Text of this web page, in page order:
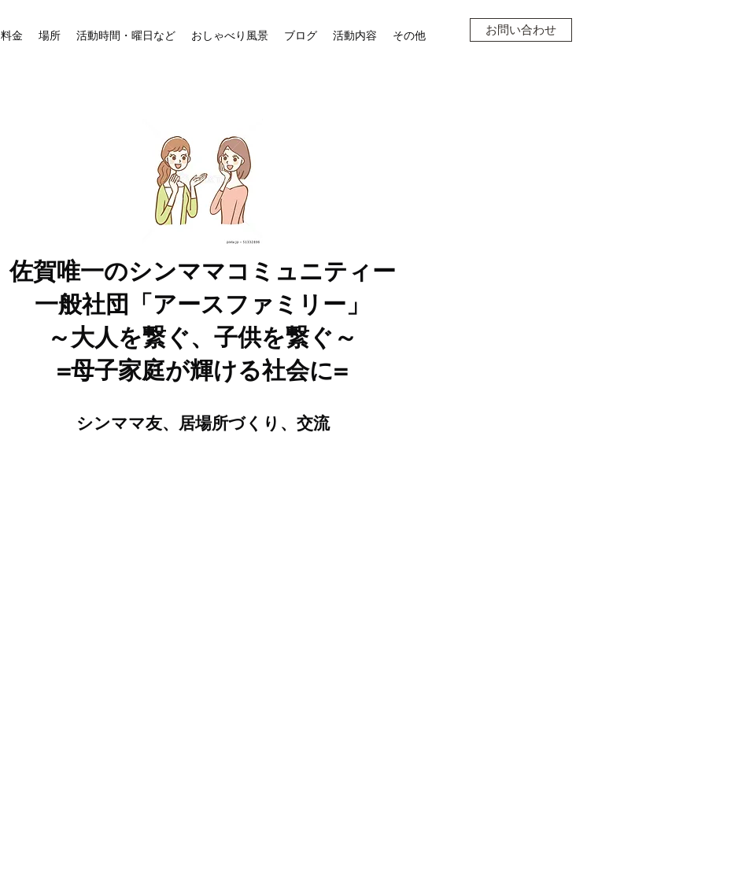
料金 場所 活動時間・曜日など おしゃべり風景 ブログ 活動内容 その他 お問い合わせ
佐賀唯一のシンママコミュニティー
一般社団「アースファミリー」
～大人を繋ぐ、子供を繋ぐ～
=母子家庭が輝ける社会に=
​​​​​シンママ友、居場所づくり​、交流